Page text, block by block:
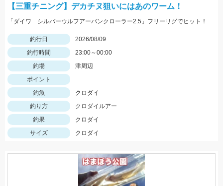
【三重チニング】デカチヌ狙いにはあのワーム！
「ダイワ シルバーウルフアーバンクローラー2.5」フリーリグでヒット！
釣行日
2026/08/09
釣行時間
23:00～00:00
釣場
津周辺
ポイント
釣魚
クロダイ
釣り方
クロダイルアー
釣果
クロダイ
サイズ
クロダイ